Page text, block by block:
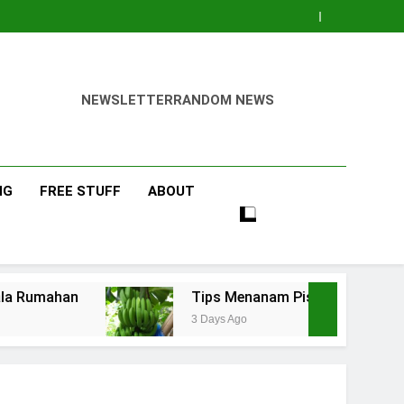
NEWSLETTERRANDOM NEWS
FREE STUFF ABOUT
Tips Menanam Pisang : Pentingnya Memilih
3 Days Ago